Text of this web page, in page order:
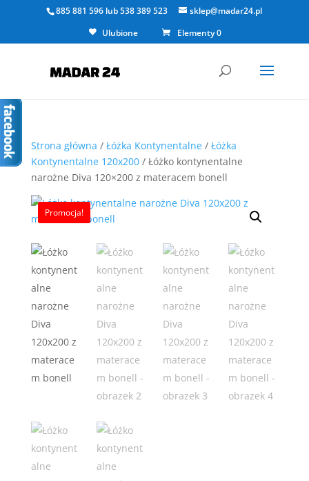
885 881 596 lub538 389 523
sklep@madar24.pl
Ulubione
Elementy 0
Strona główna / Łóżka Kontynentalne/ Łóżka
Kontynentalne 120x200/ Łóżko kontynentalne
narożne Diva 120×200 z materacem bonell
Promocja!